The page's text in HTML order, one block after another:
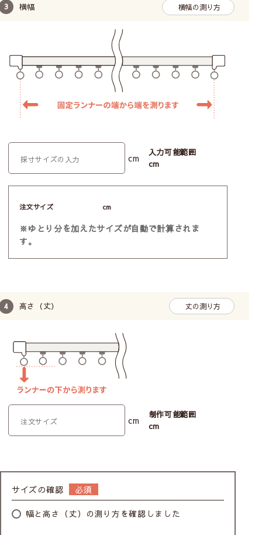
横幅 横幅の測り方
cm
入力可能範囲
cm
注文サイズ cm
※ゆとり分を加えたサイズが自動で計算されま
す。
高さ（丈） 丈の測り方
cm
制作可能範囲
cm
サイズの確認
幅と高さ（丈）の測り方を確認しました